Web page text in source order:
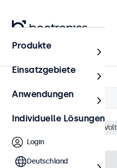
Touchscreens
Filtern (3)
9-36 Volt
Produkte
Einsatzgebiete
Anwendungen
Individuelle Lösungen
Login
Deutschland